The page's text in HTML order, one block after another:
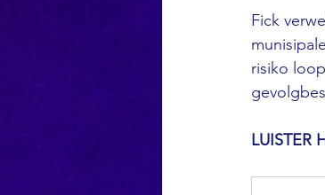
Fick
risiko
LUISTER